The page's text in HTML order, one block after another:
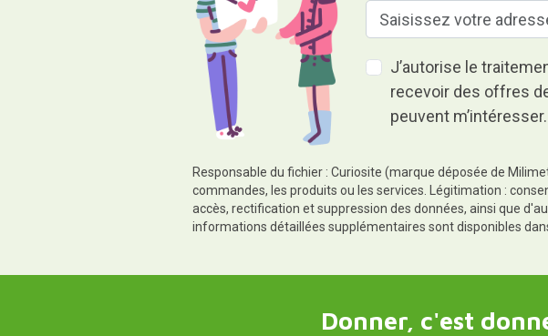
J’autorise le
recevoir des offres
peuvent m’intéresser.
Responsable du fichier : Curiosite (marque déposée de
commandes, les produits ou les services. Légitimation :
accès, rectification et suppression des données, ainsi que
informations détaillées supplémentaires sont disponibles
Donner, c'est